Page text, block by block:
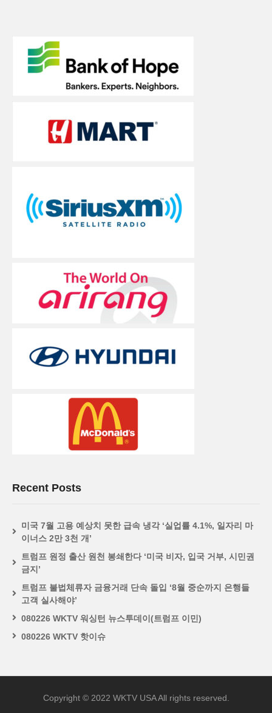
Recent Posts
미국 7월 고용 예상치 못한 급속 냉각 ‘실업률 4.1%, 일자리 마
이너스 2만 3천 개’
트럼프 원정 출산 원천 봉쇄한다 ‘미국 비자, 입국 거부, 시민권
금지’
트럼프 불법체류자 금융거래 단속 돌입 ‘8월 중순까지 은행들
고객 실사해야’
080226 WKTV 워싱턴 뉴스투데이(트럼프 이민)
080226 WKTV 핫이슈
Copyright © 2022 WKTV USA All rights reserved.